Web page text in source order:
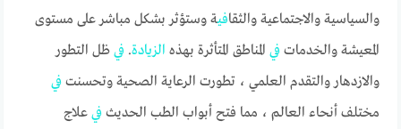
والسياسية والاجتماعية والثقافية وستؤثر بشكل مباشر على مستوى
المعيشة والخدماتفي المناطق المتأثرة بهذه الزيادة.في ظل التطور
والازدهار والتقدم العلمي ، تطورت الرعاية الصحية وتحسنتفي
مختلف أنحاء العالم ، مما فتح أبواب الطب الحديثفي علاج